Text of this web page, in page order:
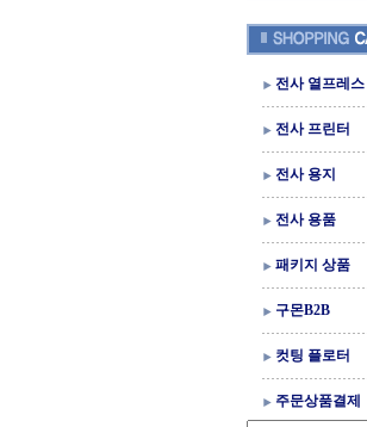
전사 열프레스
전사 프린터
전사 용지
전사 용품
패키지 상품
구몬B2B
컷팅 플로터
주문상품결제